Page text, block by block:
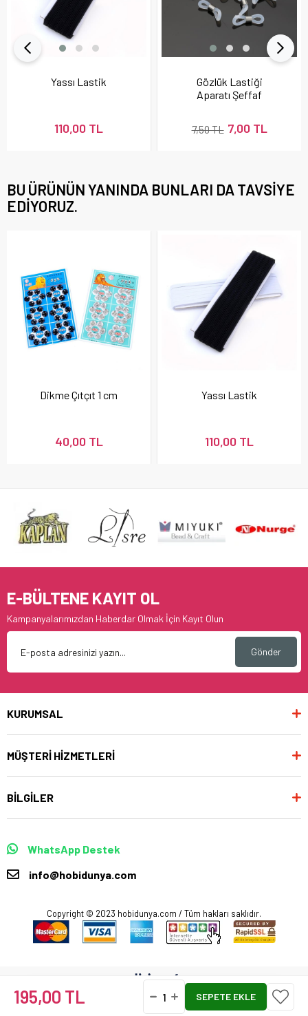
195,00 TL
Yassı Lastik
110,00 TL
Gözlük Lastiği
Aparatı Şeffaf
7,00 TL
7,50 TL
BU ÜRÜNÜN YANINDA BUNLARI DA TAVSIYE
EDIYORUZ.
Dikme Çıtçıt 1 cm
40,00 TL
Yassı Lastik
110,00 TL
E-BÜLTENE KAYIT OL
Kampanyalarımızdan Haberdar Olmak İçin Kayıt Olun
Gönder
KURUMSAL
MÜŞTERİ HİZMETLERİ
BİLGİLER
WhatsApp Destek
info@hobidunya.com
Copyright © 2023 hobidunya.com / Tüm hakları saklıdır.
Anasayfa Sepetim Üye Girişi